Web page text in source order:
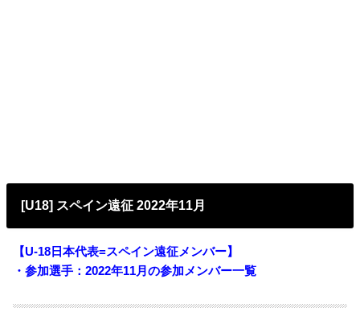
[U18] スペイン遠征 2022年11月
【U-18日本代表=スペイン遠征メンバー】
・参加選手：2022年11月の参加メンバー一覧